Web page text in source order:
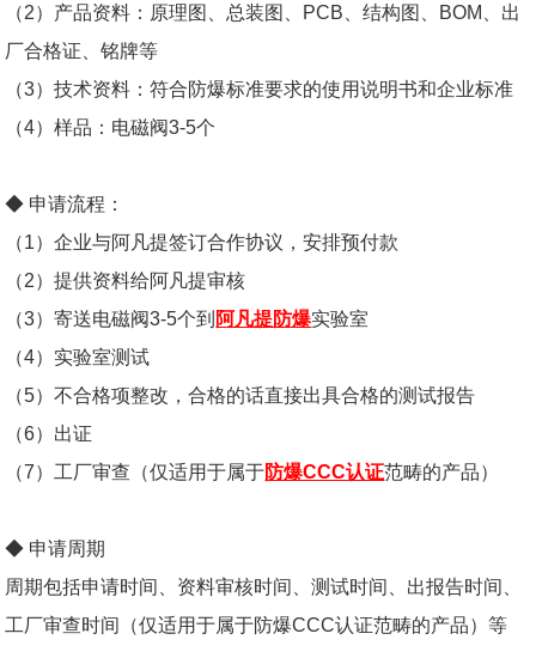
（2）产品资料：原理图、总装图、PCB、结构图、BOM、出
厂合格证、铭牌等
（3）技术资料：符合防爆标准要求的使用说明书和企业标准
（4）样品：电磁阀3-5个
◆ 申请流程：
（1）企业与阿凡提签订合作协议，安排预付款
（2）提供资料给阿凡提审核
（3）寄送电磁阀3-5个到 阿凡提防爆实验室
（4）实验室测试
（5）不合格项整改，合格的话直接出具合格的测试报告
（6）出证
（7）工厂审查（仅适用于属于防爆CCC认证范畴的产品）
◆ 申请周期
周期包括申请时间、资料审核时间、测试时间、出报告时间、
工厂审查时间（仅适用于属于防爆CCC认证范畴的产品）等